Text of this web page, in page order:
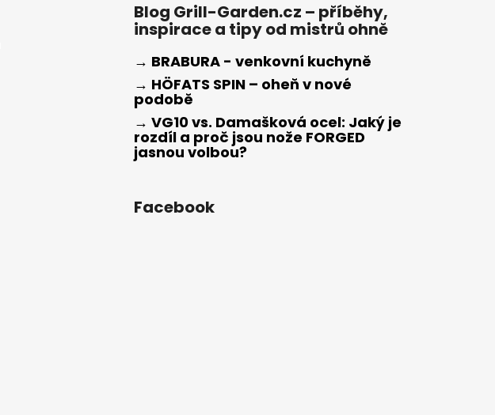
Blog Grill-Garden.cz – příběhy,
inspirace a tipy od mistrů ohně
→ BRABURA - venkovní kuchyně
→ HÖFATS SPIN – oheň v nové
podobě
→ VG10 vs. Damašková ocel: Jaký je
rozdíl a proč jsou nože FORGED
jasnou volbou?
Facebook